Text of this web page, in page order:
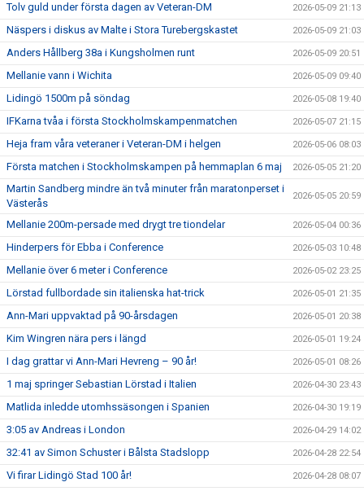
Tolv guld under första dagen av Veteran-DM 2026-05-09 21:13
Näspers i diskus av Malte i Stora Turebergskastet 2026-05-09 21:03
Anders Hållberg 38a i Kungsholmen runt 2026-05-09 20:51
Mellanie vann i Wichita 2026-05-09 09:40
Lidingö 1500m på söndag 2026-05-08 19:40
IFKarna tvåa i första Stockholmskampenmatchen 2026-05-07 21:15
Heja fram våra veteraner i Veteran-DM i helgen 2026-05-06 08:03
Första matchen i Stockholmskampen på hemmaplan 6 maj 2026-05-05 21:20
Martin Sandberg mindre än två minuter från maratonperset i
Västerås
2026-05-05 20:59
Mellanie 200m-persade med drygt tre tiondelar 2026-05-04 00:36
Hinderpers för Ebba i Conference 2026-05-03 10:48
Mellanie över 6 meter i Conference 2026-05-02 23:25
Lörstad fullbordade sin italienska hat-trick 2026-05-01 21:35
Ann-Mari uppvaktad på 90-årsdagen 2026-05-01 20:38
Kim Wingren nära pers i längd 2026-05-01 19:24
I dag grattar vi Ann-Mari Hevreng – 90 år! 2026-05-01 08:26
1 maj springer Sebastian Lörstad i Italien 2026-04-30 23:43
Matlida inledde utomhssäsongen i Spanien 2026-04-30 19:19
3:05 av Andreas i London 2026-04-29 14:02
32:41 av Simon Schuster i Bålsta Stadslopp 2026-04-28 22:54
Vi firar Lidingö Stad 100 år! 2026-04-28 08:07